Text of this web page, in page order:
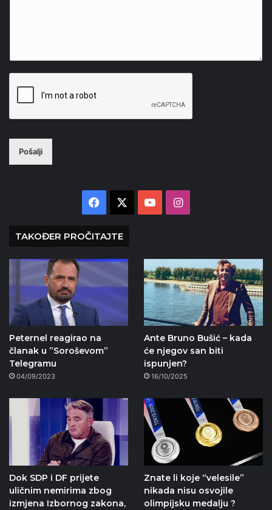
Pošalji
Facebook YouTubeInstagram
TAKOĐER PROČITAJTE
Peternel reagirao na
članak u ”Soroševom”
Telegramu
04/09/2023
Ante Bruno Bušić – kada
će njegov san biti
ispunjen?
16/10/2025
Dok SDP i DF prijete
uličnim nemirima zbog
izmjena Izbornog zakona,
Znate li koje “velesile”
nikada nisu osvojile
olimpijsku medalju ?